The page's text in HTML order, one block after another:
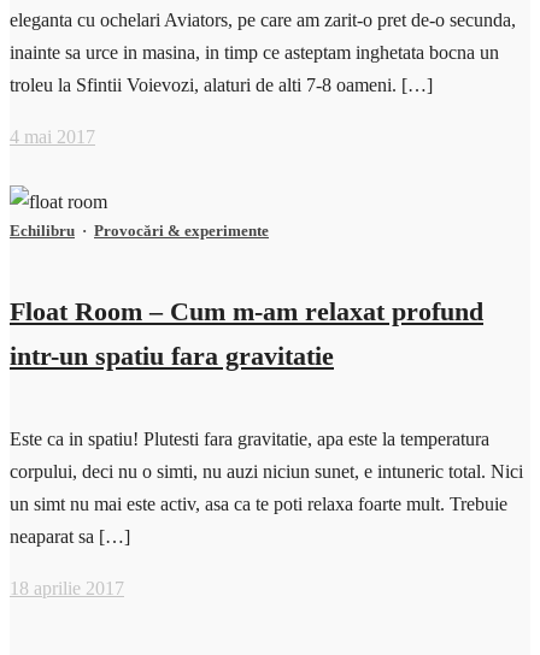
eleganta cu ochelari Aviators, pe care am zarit-o pret de-o secunda,
inainte sa urce in masina, in timp ce asteptam inghetata bocna un
troleu la Sfintii Voievozi, alaturi de alti 7-8 oameni. […]
4 mai 2017
Echilibru · Provocări & experimente
Float Room – Cum m-am relaxat profund
intr-un spatiu fara gravitatie
Este ca in spatiu! Plutesti fara gravitatie, apa este la temperatura
corpului, deci nu o simti, nu auzi niciun sunet, e intuneric total. Nici
un simt nu mai este activ, asa ca te poti relaxa foarte mult. Trebuie
neaparat sa […]
18 aprilie 2017